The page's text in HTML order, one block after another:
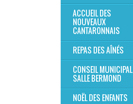
ACCUEIL DES
NOUVEAUX
CANTARONNAIS
REPAS DES AÎNÉS
CONSEIL MUNICIPAL
SALLE BERMOND
NOËL DES ENFANTS